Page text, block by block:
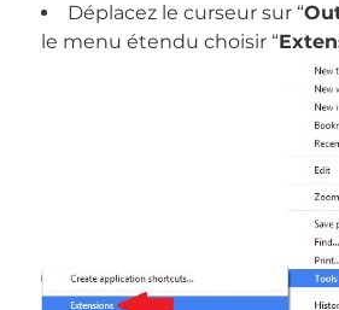
Déplacez le curseur sur “
le menu étendu choisir “